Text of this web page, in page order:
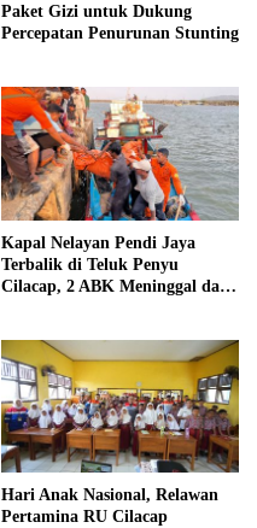
Paket Gizi untuk Dukung
Percepatan Penurunan Stunting
Kapal Nelayan Pendi Jaya
Terbalik di Teluk Penyu
Cilacap, 2 ABK Meninggal dan
Hari Anak Nasional, Relawan
Pertamina RU Cilacap